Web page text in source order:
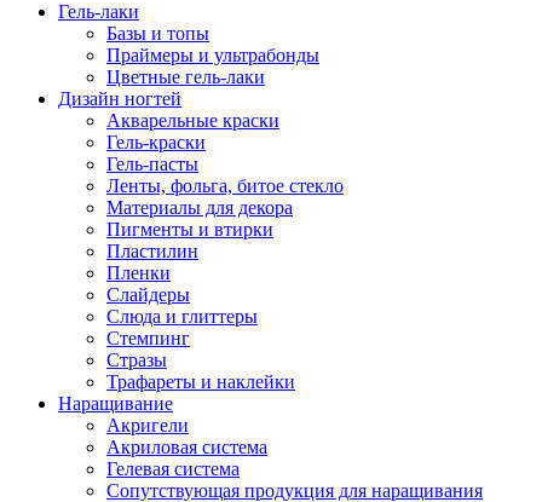
Гель-лаки
Базы и топы
Праймеры и ультрабонды
Цветные гель-лаки
Дизайн ногтей
Акварельные краски
Гель-краски
Гель-пасты
Ленты, фольга, битое стекло
Материалы для декора
Пигменты и втирки
Пластилин
Пленки
Слайдеры
Слюда и глиттеры
Стемпинг
Стразы
Трафареты и наклейки
Наращивание
Акригели
Акриловая система
Гелевая система
Сопутствующая продукция для наращивания